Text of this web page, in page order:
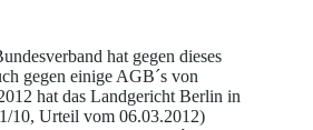
hat gegen dieses
gegen einige AGB´s von
hat das Landgericht Berlin in
10, Urteil vom 06.03.2012)